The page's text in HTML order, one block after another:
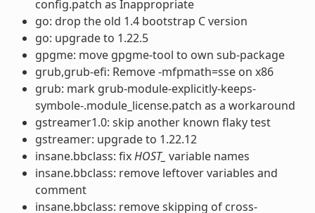
config.patch as Inappropriate
go: drop the old 1.4 bootstrap C version
go: upgrade to 1.22.5
gpgme: move gpgme-tool to own sub-package
grub,grub-efi: Remove -mfpmath=sse on x86
grub: mark grub-module-explicitly-keeps-
symbole-.module_license.patch as a workaround
gstreamer1.0: skip another known flaky test
gstreamer: upgrade to 1.22.12
insane.bbclass: fixHOST_ variable names
insane.bbclass: remove leftover variables and
comment
insane.bbclass: remove skipping of cross-